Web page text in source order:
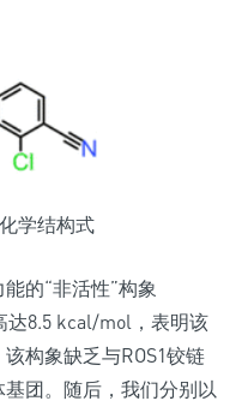
学结构式
的“非活性”构象
达8.5 kcal/mol，表明该
构象缺乏与ROS1铰链
团。随后，我们分别以